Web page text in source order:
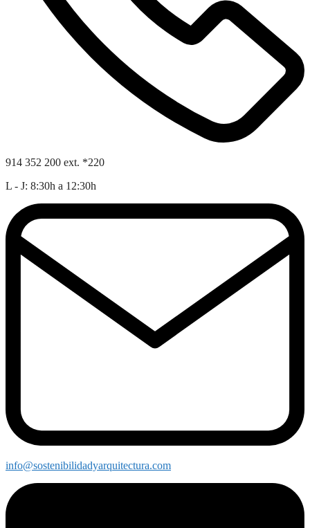
914 352 200 ext. *220
L - J: 8:30h a 12:30h
info@sostenibilidadyarquitectura.com